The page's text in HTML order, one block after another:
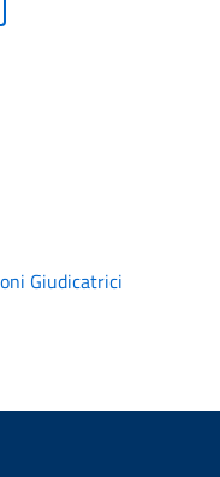
Giudicatrici